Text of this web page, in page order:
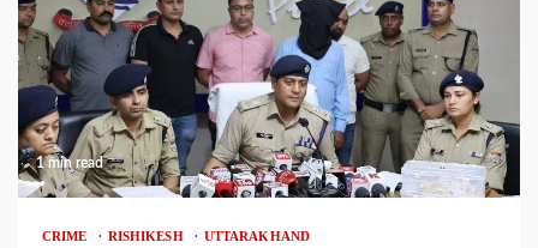
1 min read
CRIME RISHIKESH UTTARAKHAND